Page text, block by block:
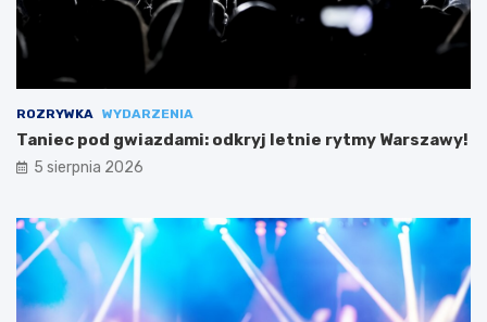
ROZRYWKA WYDARZENIA
Taniec pod gwiazdami: odkryj letnie rytmy Warszawy!
5 sierpnia 2026